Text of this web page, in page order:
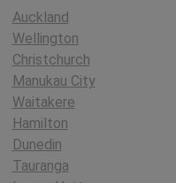
Auckland
Wellington
Christchurch
Manukau City
Waitakere
Hamilton
Dunedin
Tauranga